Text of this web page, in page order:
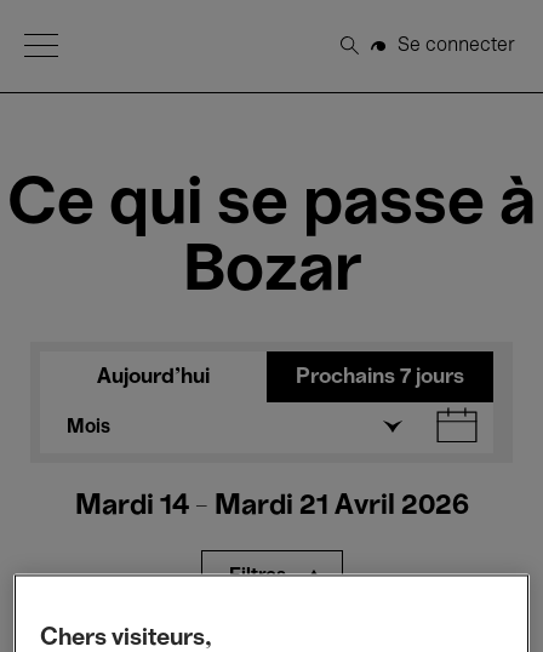
Open Menu
Rechercher
Se connecter
Ce qui se passe à
Bozar
Aujourd'hui Prochains 7 jours
Mois
Mardi 14 - Mardi 21 Avril 2026
Filtres
Chers visiteurs,